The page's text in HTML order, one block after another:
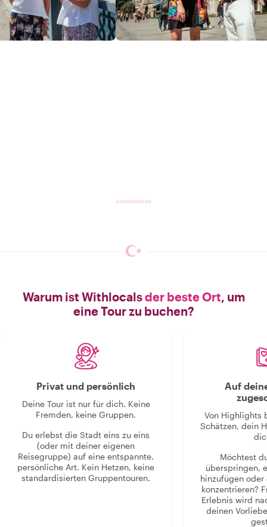
Warum ist Withlocalsder beste Ort, um
eine Tour zu buchen?
Privat und persönlich
Deine Tour ist nur für dich. Keine
Fremden, keine Gruppen.
Du erlebst die Stadt eins zu eins
(oder mit deiner eigenen
Reisegruppe) auf eine entspannte,
persönliche Art. Kein Hetzen, keine
standardisierten Gruppentouren.
Auf
Von Highlights
Schätzen, dein
Möchtest
überspringen,
hinzufügen
konzentrieren?
Erlebnis wird
deinen